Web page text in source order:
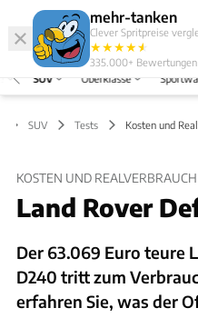
mehr-tanken
Clever Spritpreise
★★★★★
★
335.000+ Bewertungen
SUV Oberklasse
SUV Tests Kosten und
KOSTEN UND REALVERBRAUCH
Land Rover
Der 63.069 Euro teure
D240 tritt zum
erfahren Sie, was der